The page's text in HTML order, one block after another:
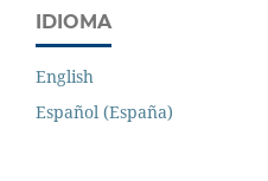
IDIOMA
English
Español (España)